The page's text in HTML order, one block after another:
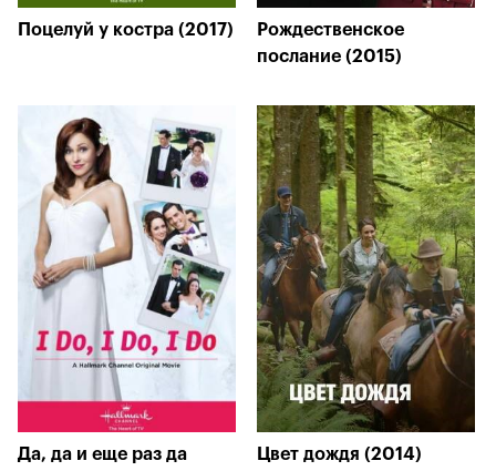
Поцелуй у костра (2017)
Рождественское
послание (2015)
Да, да и еще раз да
Цвет дождя (2014)